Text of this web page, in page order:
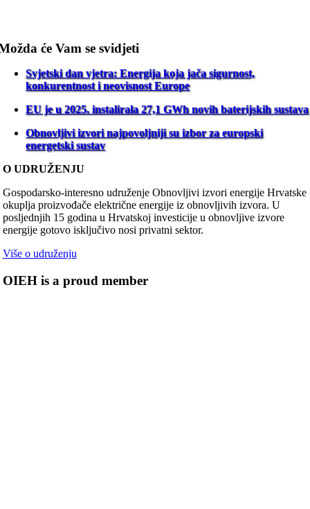
će Vam se svidjeti
Svjetski dan vjetra: Energija koja jača sigurnost,
konkurentnost i neovisnost Europe
EU je u 2025. instalirala 27,1 GWh novih baterijskih sustava
Obnovljivi izvori najpovoljniji su izbor za europski
energetski sustav
O UDRUŽENJU
Gospodarsko-interesno udruženje Obnovljivi izvori energije Hrvatske
okuplja proizvođače električne energije iz obnovljivih izvora. U
posljednjih 15 godina u Hrvatskoj investicije u obnovljive izvore
energije gotovo isključivo nosi privatni sektor.
Više o udruženju
OIEH is a proud member